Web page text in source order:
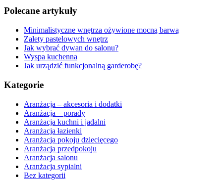
Polecane artykuły
Minimalistyczne wnętrza ożywione mocną barwą
Zalety pastelowych wnętrz
Jak wybrać dywan do salonu?
Wyspa kuchenna
Jak urządzić funkcjonalną garderobę?
Kategorie
Aranżacja – akcesoria i dodatki
Aranżacja – porady
Aranżacja kuchni i jadalni
Aranżacja łazienki
Aranżacja pokoju dziecięcego
Aranżacja przedpokoju
Aranżacja salonu
Aranżacja sypialni
Bez kategorii